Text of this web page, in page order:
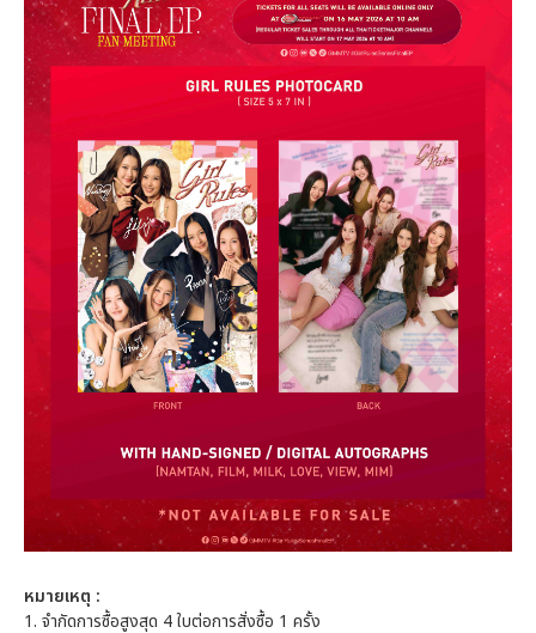
หมายเหตุ :
1. จำกัดการซื้อสูงสุด 4 ใบต่อการสั่งซื้อ 1 ครั้ง